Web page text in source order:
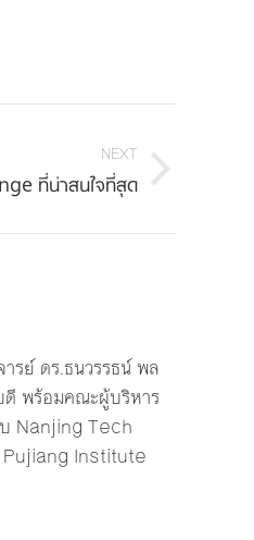
NEXT
ที่น่าสนใจที่สุด
ารย์ ดร.ธนวรรธน์ พล
ดี พร้อมคณะผู้บริหาร
Nanjing Tech
Institute